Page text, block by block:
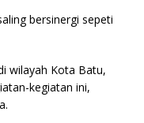
bersinergi sepeti
wilayah Kota Batu,
kegiatan ini,